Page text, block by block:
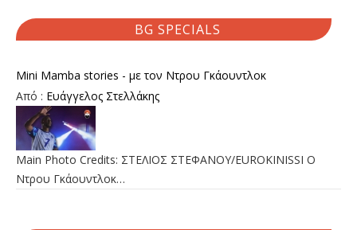
BG SPECIALS
Mini Mamba stories - με τον Ντρου Γκάουντλοκ
Από : Ευάγγελος Στελλάκης
Main Photo Credits: ΣΤΕΛΙΟΣ ΣΤΕΦΑΝΟΥ/EUROKINISSI Ο
Ντρου Γκάουντλοκ…